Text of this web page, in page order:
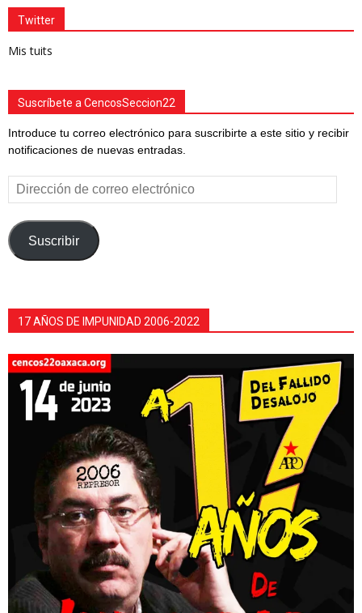
Twitter
Mis tuits
Suscríbete a CencosSeccion22
Introduce tu correo electrónico para suscribirte a este sitio y recibir
notificaciones de nuevas entradas.
Dirección
de
correo
electrónico
Suscribir
17 AÑOS DE IMPUNIDAD 2006-2022